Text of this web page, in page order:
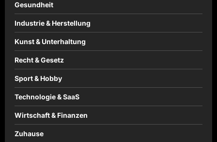
Gesundheit
Industrie & Herstellung
Kunst & Unterhaltung
Recht & Gesetz
Sport & Hobby
Technologie & SaaS
Wirtschaft & Finanzen
Zuhause